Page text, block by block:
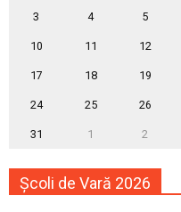
3 4 5
10 11 12
17 18 19
24 25 26
31 1 2
Școli de Vară 2026